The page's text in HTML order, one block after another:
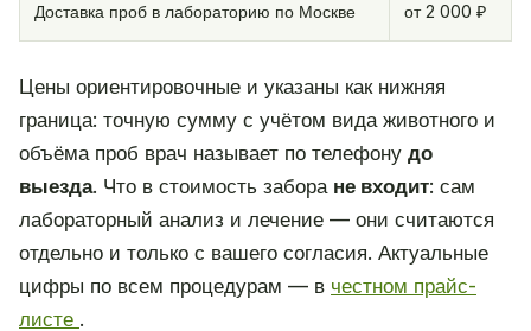
Доставка проб в лабораторию по Москве от 2 000 ₽
Цены ориентировочные и указаны как нижняя
граница: точную сумму с учётом вида животного и
объёма проб врач называет по телефону до
выезда. Что в стоимость забора не входит: сам
лабораторный анализ и лечение — они считаются
отдельно и только с вашего согласия. Актуальные
цифры по всем процедурам — в честном прайс-
листе .